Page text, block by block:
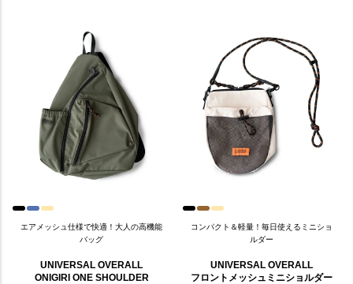
エアメッシュ仕様で快適！大人の高機能
バッグ
UNIVERSAL OVERALL
ONIGIRI ONE SHOULDER
コンパクト＆軽量！毎日使えるミニショ
ルダー
UNIVERSAL OVERALL
フロントメッシュミニショルダー